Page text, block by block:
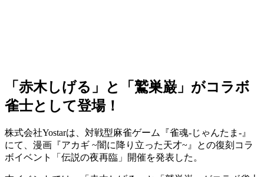
「赤木しげる」と「鷲巣巌」がコラボ
雀士として登場！
株式会社Yostarは、対戦型麻雀ゲーム『雀魂-じゃんたま-』
にて、漫画 『アカギ ~闇に降り立った天才~』 との復刻コラ
ボイベント「伝説の夜再臨」
開催を発表した。